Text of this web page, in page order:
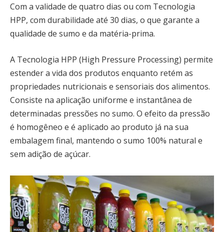
Com a validade de quatro dias ou com Tecnologia
HPP, com durabilidade até 30 dias, o que garante a
qualidade de sumo e da matéria-prima.
A Tecnologia HPP (High Pressure Processing) permite
estender a vida dos produtos enquanto retém as
propriedades nutricionais e sensoriais dos alimentos.
Consiste na aplicação uniforme e instantânea de
determinadas pressões no sumo. O efeito da pressão
é homogêneo e é aplicado ao produto já na sua
embalagem final, mantendo o sumo 100% natural e
sem adição de açúcar.